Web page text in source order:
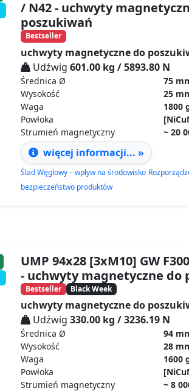
/ N42 - uchwyty
poszukiwań
Bestseller
uchwyty magnetyczne do
Udźwig 601.00 kg / 5893.80 N
Średnica Ø 75
Wysokość
25
Waga
1800
Powłoka
Strumień magnetyczny
~ 20
więcej informacji... »
Ślad Węglowy – wpływ na środowisko
bezpieczeństwo produktów
UMP 94x28 [3xM10] GW
- uchwyty magnetyczne do
Bestseller Black Week
uchwyty magnetyczne do
Udźwig 330.00 kg / 3236.19 N
Średnica Ø 94
Wysokość
28
Waga
1600
Powłoka
Strumień magnetyczny
~ 8